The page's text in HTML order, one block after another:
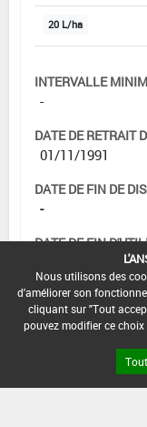
20 L/ha
INTERVALLE
-
DATE DE RETRAIT
01/11/1991
DATE DE FIN DE
-
DATE DE FIN
Nous utilisons des
d'améliorer son
cliquant sur "Tout
pouvez modifier ce